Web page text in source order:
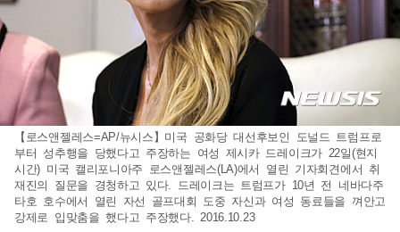
【로스앤젤레스=AP/뉴시스】미국 공화당 대선후보인 도널드 트럼프로
부터 성추행을 당했다고 주장하는 여성 제시카 드레이크가 22일(현지
시간) 미국 캘리포니아주 로스앤젤레스(LA)에서 열린 기자회견에서 취
재진의 질문을 경청하고 있다. 드레이크는 트럼프가 10년 전 네바다주
타호 호수에서 열린 자선 골프대회 도중 자신과 여성 동료들을 껴안고
강제로 입맞춤을 했다고 주장했다. 2016.10.23